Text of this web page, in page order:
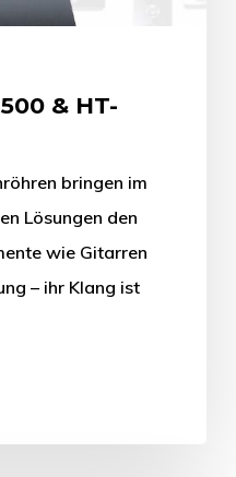
& HT-
bringen im
Lösungen den
wie Gitarren
– ihr Klang ist